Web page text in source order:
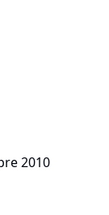
2010